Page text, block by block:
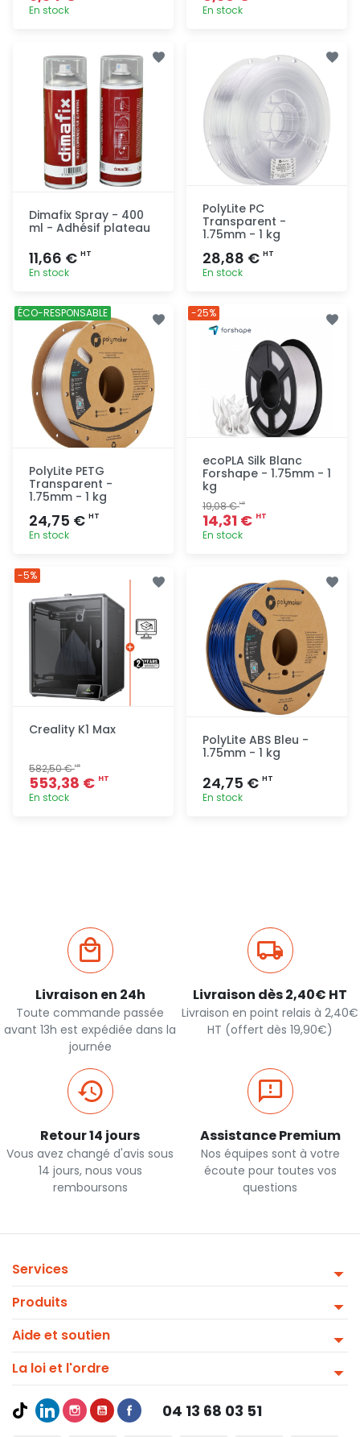
En stock
rapide
En stock
rapide
Dimafix Spray - 400
ml - Adhésif plateau
11,66 € HT
En stock
Ajout
rapide
PolyLite PC
Transparent -
1.75mm - 1 kg
28,88 € HT
En stock
PolyLite PETG
Transparent -
1.75mm - 1 kg
24,75 € HT
En stock
ÉCO-RESPONSABLE
ecoPLA Silk Blanc
Forshape - 1.75mm - 1
kg
19,08 €HT
14,31 € HT
En stock
rapide
-25%
Creality K1 Max
582,50 €HT
553,38 € HT
En stock
-5%
PolyLite ABS Bleu -
1.75mm - 1 kg
24,75 € HT
En stock
Livraison en 24h
Toute commande passée
avant 13h est expédiée dans la
journée
Livraison dès 2,40€ HT
Livraison en point relais à 2,40€
HT (offert dès 19,90€)
Retour 14 jours
Vous avez changé d'avis sous
14 jours, nous vous
remboursons
Assistance Premium
Nos équipes sont à votre
écoute pour toutes vos
questions
Services
Produits
Aide et soutien
La loi et l'ordre
04 13 68 03 51